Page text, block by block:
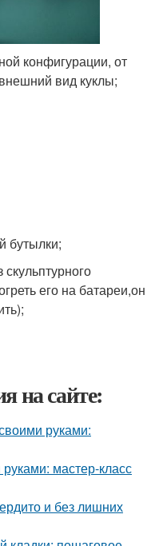
конфигурации, от
вид куклы;
бутылки;
его на батареи,он
на сайте:
руками:
мастер-класс
и без лишних